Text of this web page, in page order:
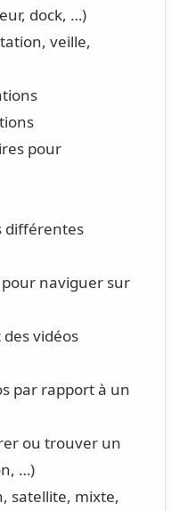
dock, …)
veille,
pour
différentes
naviguer sur
vidéos
par rapport à un
ou trouver un
…)
satellite, mixte,